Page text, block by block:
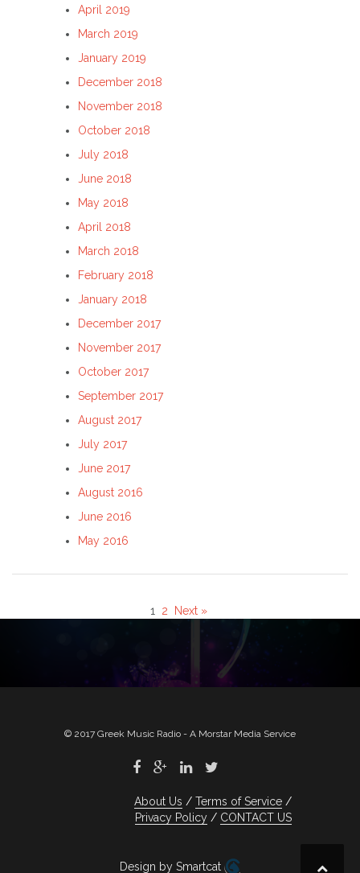
April 2019
March 2019
January 2019
December 2018
November 2018
October 2018
July 2018
June 2018
May 2018
April 2018
March 2018
February 2018
January 2018
December 2017
November 2017
October 2017
September 2017
August 2017
July 2017
June 2017
August 2016
June 2016
May 2016
1 2 Next »
© 2017 Greek Music Radio - A Morstar Media Service
About Us
Terms of Service
Privacy Policy
CONTACT US
Design by Smartcat